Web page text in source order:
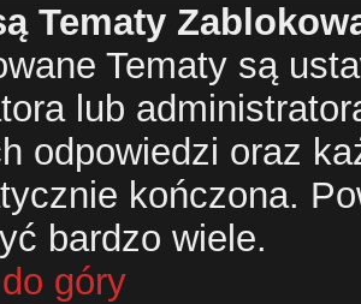
Tematy
Tematy są
lub
odpowiedzi oraz
kończona.
bardzo wiele.
góry